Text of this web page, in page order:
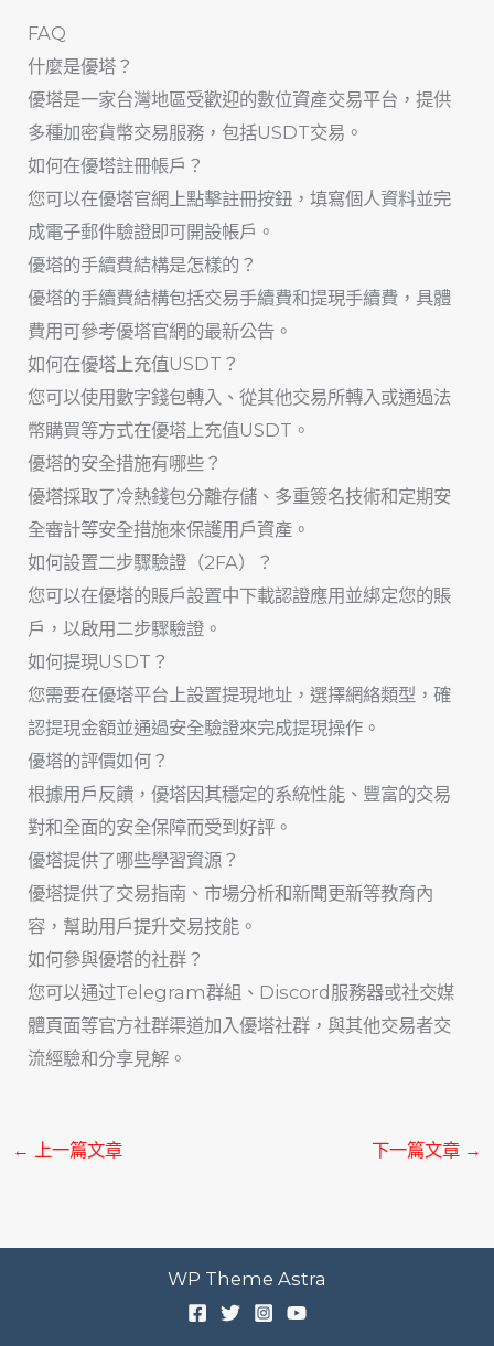
FAQ
什麼是優塔？
優塔是一家台灣地區受歡迎的數位資產交易平台，提供
多種加密貨幣交易服務，包括USDT交易。
如何在優塔註冊帳戶？
您可以在優塔官網上點擊註冊按鈕，填寫個人資料並完
成電子郵件驗證即可開設帳戶。
優塔的手續費結構是怎樣的？
優塔的手續費結構包括交易手續費和提現手續費，具體
費用可參考優塔官網的最新公告。
如何在優塔上充值USDT？
您可以使用數字錢包轉入、從其他交易所轉入或通過法
幣購買等方式在優塔上充值USDT。
優塔的安全措施有哪些？
優塔採取了冷熱錢包分離存儲、多重簽名技術和定期安
全審計等安全措施來保護用戶資產。
如何設置二步驟驗證（2FA）？
您可以在優塔的賬戶設置中下載認證應用並綁定您的賬
戶，以啟用二步驟驗證。
如何提現USDT？
您需要在優塔平台上設置提現地址，選擇網絡類型，確
認提現金額並通過安全驗證來完成提現操作。
優塔的評價如何？
根據用戶反饋，優塔因其穩定的系統性能、豐富的交易
對和全面的安全保障而受到好評。
優塔提供了哪些學習資源？
優塔提供了交易指南、市場分析和新聞更新等教育內
容，幫助用戶提升交易技能。
如何參與優塔的社群？
您可以通过Telegram群組、Discord服務器或社交媒
體頁面等官方社群渠道加入優塔社群，與其他交易者交
流經驗和分享見解。
← 上一篇文章 下一篇文章 →
WP Theme Astra